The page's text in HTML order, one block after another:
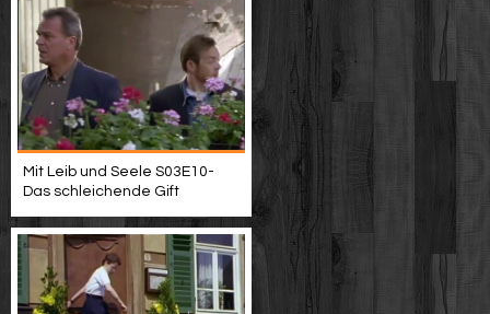
Mit Leib und Seele S03E10-
Das schleichende Gift